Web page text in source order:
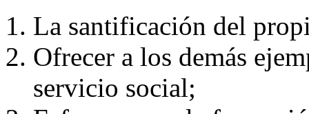
La santificación del
Ofrecer a los demás
servicio social;